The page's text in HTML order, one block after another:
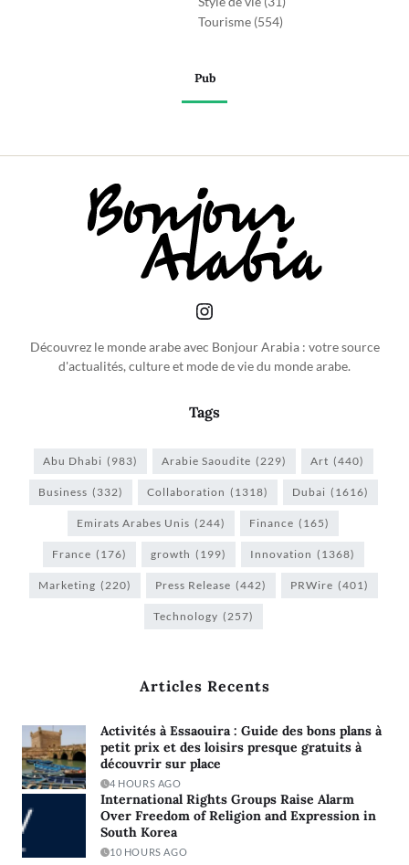
Tourisme (554)
Pub
Découvrez le monde arabe avec Bonjour Arabia : votre source
d'actualités, culture et mode de vie du monde arabe.
Tags
Abu Dhabi (983) Arabie Saoudite (229) Art (440)
Business (332) Collaboration (1318) Dubai (1616)
Emirats Arabes Unis (244) Finance (165)
France (176) growth (199) Innovation (1368)
Marketing (220) Press Release (442) PRWire (401)
Technology (257)
Articles Recents
Activités à Essaouira : Guide des bons plans à
petit prix et des loisirs presque gratuits à
découvrir sur place
4 HOURS AGO
International Rights Groups Raise Alarm
Over Freedom of Religion and Expression in
South Korea
10 HOURS AGO